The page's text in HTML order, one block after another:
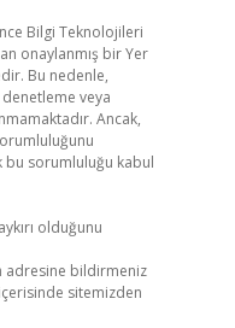
Bilgi Teknolojileri
onaylanmış bir Yer
Bu nedenle,
veya
Ancak,
bu sorumluluğu kabul
olduğunu
adresine bildirmeniz
sitemizden